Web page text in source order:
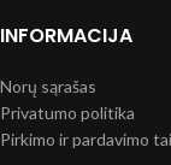
INFORMACIJA
Norų sąrašas
Privatumo politika
Pirkimo ir pardavimo